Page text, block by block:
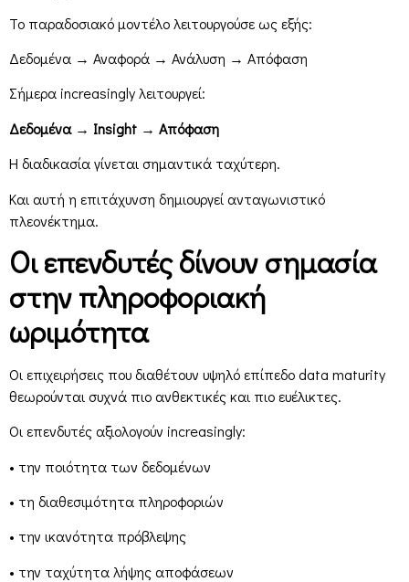
Το παραδοσιακό μοντέλο λειτουργούσε ως εξής:
Δεδομένα → Αναφορά → Ανάλυση → Απόφαση
Σήμερα increasingly λειτουργεί:
Δεδομένα → Insight → Απόφαση
Η διαδικασία γίνεται σημαντικά ταχύτερη.
Και αυτή η επιτάχυνση δημιουργεί ανταγωνιστικό
πλεονέκτημα.
Οι επενδυτές δίνουν σημασία
στην πληροφοριακή
ωριμότητα
Οι επιχειρήσεις που διαθέτουν υψηλό επίπεδο data maturity
θεωρούνται συχνά πιο ανθεκτικές και πιο ευέλικτες.
Οι επενδυτές αξιολογούν increasingly:
• την ποιότητα των δεδομένων
• τη διαθεσιμότητα πληροφοριών
• την ικανότητα πρόβλεψης
• την ταχύτητα λήψης αποφάσεων